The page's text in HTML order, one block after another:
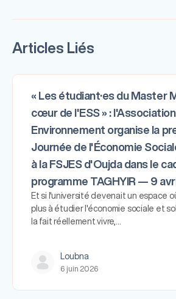
Articles Liés
« Les étudiant·es du Master
cœur de l'ESS » :
Environnement organise la
Journée de l'Économie
à la FSJES d'Oujda dans le
programme TAGHYIR — 9
Et si l'université devenait un espace
plus à étudier l'économie sociale et
la fait réellement vivre,…
Loubna
6 juin 2026